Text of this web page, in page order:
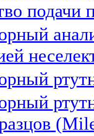
подачи